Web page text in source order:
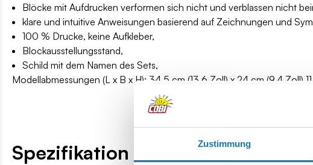
Zustimmung
Blöcke mit Aufdrucken verformen sich nicht und verblassen nicht
klare und intuitive Anweisungen basierend auf Zeichnungen und
100 % Drucke, keine Aufkleber,
Blockausstellungsstand,
Schild mit dem Namen des Sets,
Modellabmessungen (L x B x H): 34,5 cm (13,6 Zoll) x 24 cm (9,4 Zoll)
Spezifikation